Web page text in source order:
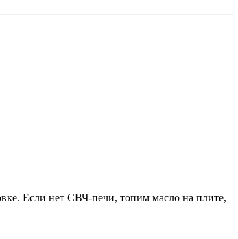
Если нет СВЧ-печи, топим масло на плите,